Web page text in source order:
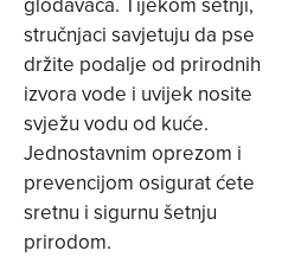
stručnjaci savjetuju da pse
držite podalje od prirodnih
izvora vode i uvijek nosite
svježu vodu od kuće.
Jednostavnim oprezom i
prevencijom osigurat ćete
sretnu i sigurnu šetnju
prirodom.